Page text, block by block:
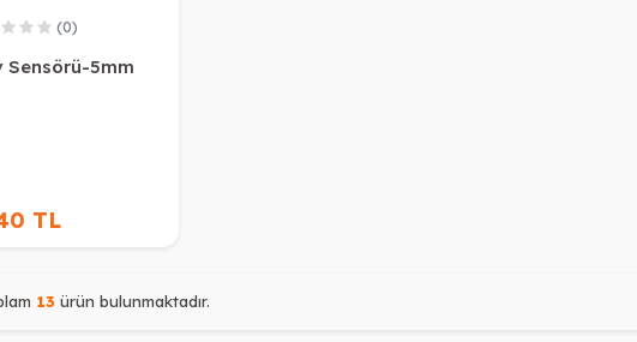
(0)
Sensörü-5mm
TL
13 ürün bulunmaktadır.